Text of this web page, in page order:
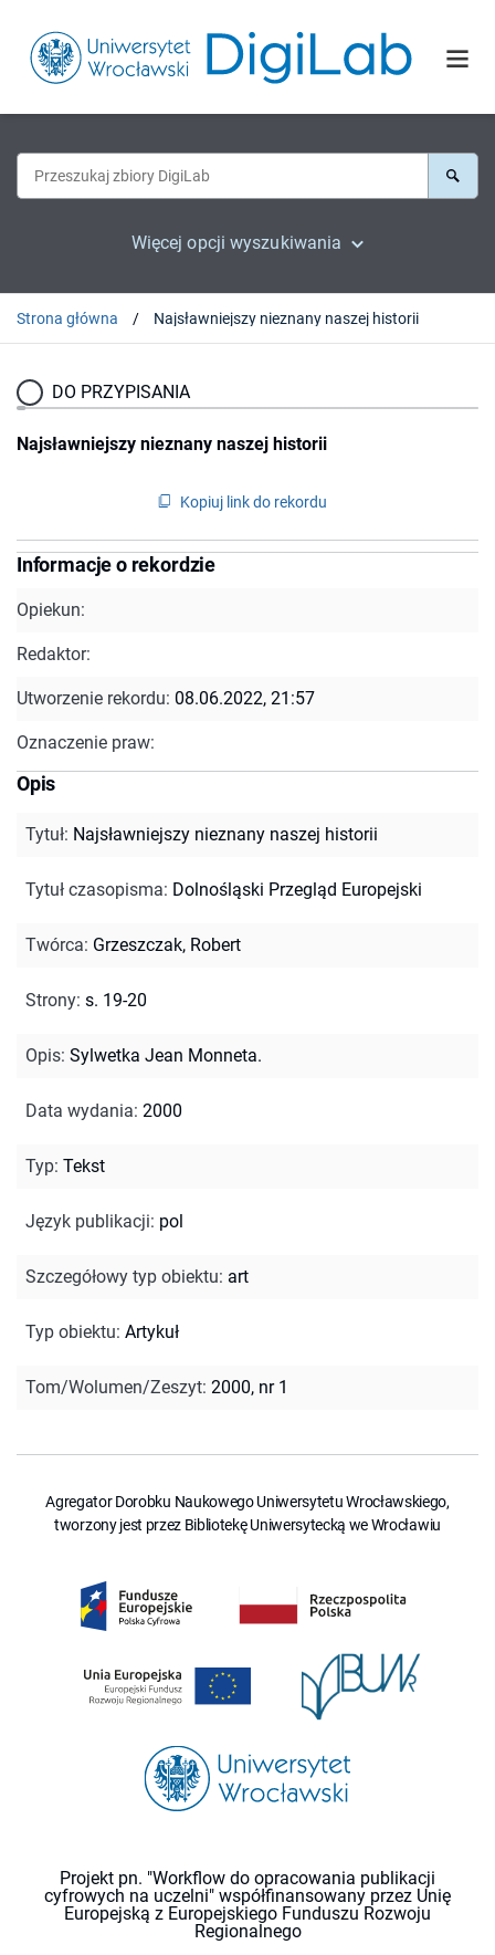
Więcej opcji wyszukiwania
Strona główna Najsławniejszy nieznany naszej historii
DO PRZYPISANIA
Najsławniejszy nieznany naszej historii
Kopiuj link do rekordu
Informacje o rekordzie
Opiekun:
Redaktor:
Utworzenie rekordu: 08.06.2022, 21:57
Oznaczenie praw:
Opis
Tytuł: Najsławniejszy nieznany naszej historii
Tytuł czasopisma: Dolnośląski Przegląd Europejski
Twórca: Grzeszczak, Robert
Strony: s. 19-20
Opis: Sylwetka Jean Monneta.
Data wydania: 2000
Typ: Tekst
Język publikacji: pol
Szczegółowy typ obiektu: art
Typ obiektu: Artykuł
Tom/Wolumen/Zeszyt: 2000, nr 1
Agregator Dorobku Naukowego Uniwersytetu Wrocławskiego,
tworzony jest przez Bibliotekę Uniwersytecką we Wrocławiu
Projekt pn. "Workflow do opracowania publikacji
cyfrowych na uczelni" współfinansowany przez Unię
Europejską z Europejskiego Funduszu Rozwoju
Regionalnego